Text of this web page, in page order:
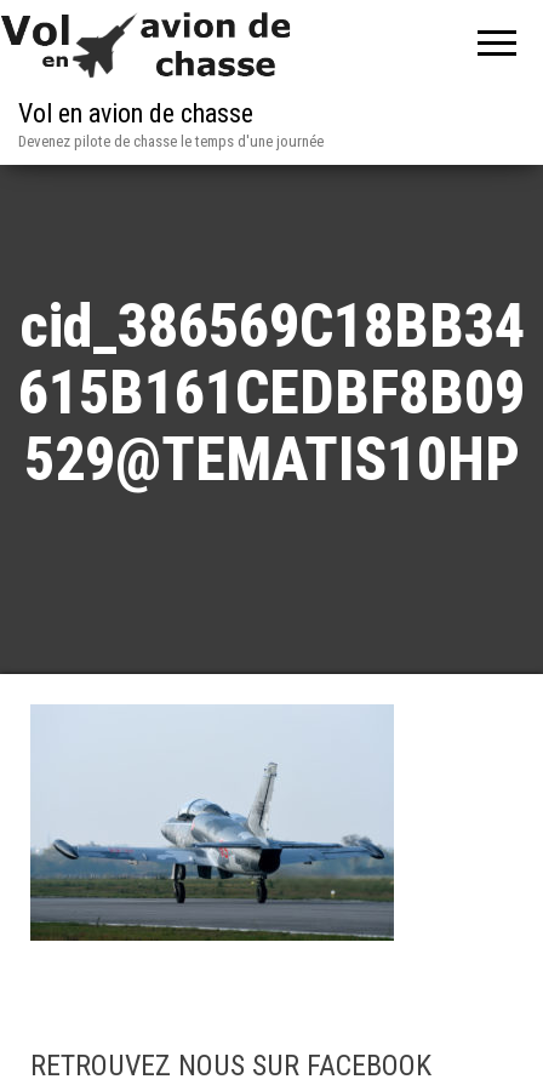
Vol en avion de chasse
Devenez pilote de chasse le temps d'une journée
cid_386569C18BB34
615B161CEDBF8B09
529@TEMATIS10HP
RETROUVEZ NOUS SUR FACEBOOK